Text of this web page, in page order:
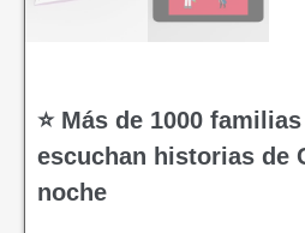
⭐ Más de 1000
escuchan historias de
noche